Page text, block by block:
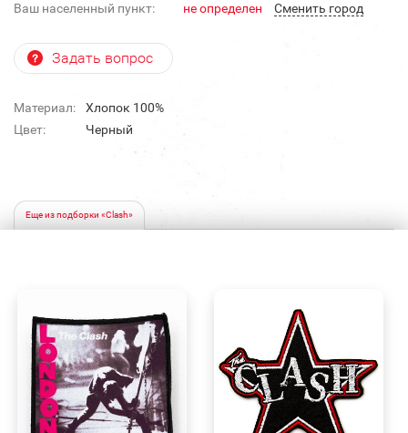
Ваш населенный пункт: не определен Cменить город
Задать вопрос
Материал:
Хлопок 100%
Цвет:
Черный
Еще из подборки «Clash»